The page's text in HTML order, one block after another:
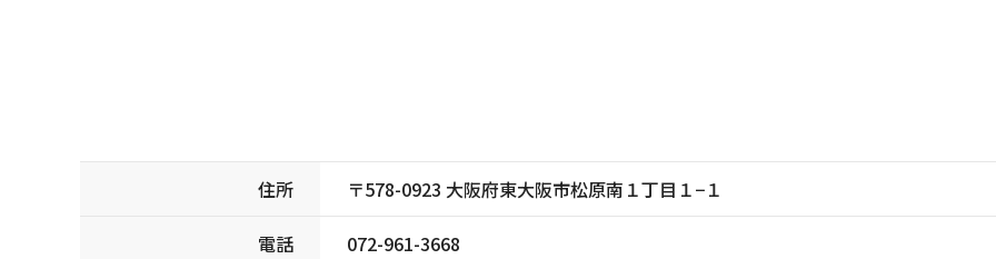
住所 〒578-0923 大阪府東大阪市松原南１丁目１−１
電話 072-961-3668